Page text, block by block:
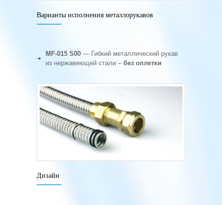
Варианты исполнения металлорукавов
MF-015 S00 — Гибкий металлический рукав
из нержавеющей стали – без оплетки
Дизайн